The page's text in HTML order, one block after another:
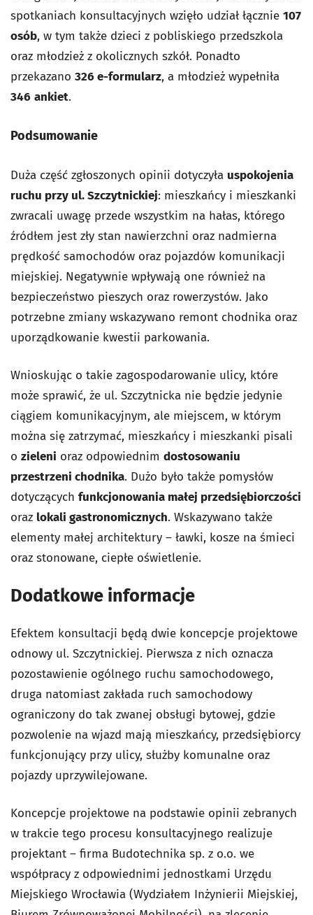
spotkaniach konsultacyjnych wzięło udział łącznie 107
osób, w tym także dzieci z pobliskiego przedszkola
oraz młodzież z okolicznych szkół. Ponadto
przekazano 326 e-formularz, a młodzież wypełniła
346 ankiet.
Podsumowanie
Duża część zgłoszonych opinii dotyczyła uspokojenia
ruchu przy ul. Szczytnickiej: mieszkańcy i mieszkanki
zwracali uwagę przede wszystkim na hałas, którego
źródłem jest zły stan nawierzchni oraz nadmierna
prędkość samochodów oraz pojazdów komunikacji
miejskiej. Negatywnie wpływają one również na
bezpieczeństwo pieszych oraz rowerzystów. Jako
potrzebne zmiany wskazywano remont chodnika oraz
uporządkowanie kwestii parkowania.
Wnioskując o takie zagospodarowanie ulicy, które
może sprawić, że ul. Szczytnicka nie będzie jedynie
ciągiem komunikacyjnym, ale miejscem, w którym
można się zatrzymać, mieszkańcy i mieszkanki pisali
o zieleni oraz odpowiednim dostosowaniu
przestrzeni chodnika. Dużo było także pomysłów
dotyczących funkcjonowania małej przedsiębiorczości
oraz lokali gastronomicznych. Wskazywano także
elementy małej architektury – ławki, kosze na śmieci
oraz stonowane, ciepłe oświetlenie.
Dodatkowe informacje
Efektem konsultacji będą dwie koncepcje projektowe
odnowy ul. Szczytnickiej. Pierwsza z nich oznacza
pozostawienie ogólnego ruchu samochodowego,
druga natomiast zakłada ruch samochodowy
ograniczony do tak zwanej obsługi bytowej, gdzie
pozwolenie na wjazd mają mieszkańcy, przedsiębiorcy
funkcjonujący przy ulicy, służby komunalne oraz
pojazdy uprzywilejowane.
Koncepcje projektowe na podstawie opinii zebranych
w trakcie tego procesu konsultacyjnego realizuje
projektant ­– firma Budotechnika sp. z o.o. we
współpracy z odpowiednimi jednostkami Urzędu
Miejskiego Wrocławia (Wydziałem Inżynierii Miejskiej,